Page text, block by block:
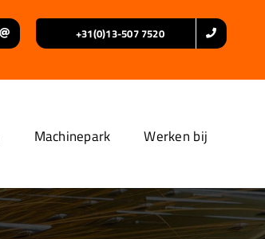
+31(0)13-507 7520
Machinepark Werken bij